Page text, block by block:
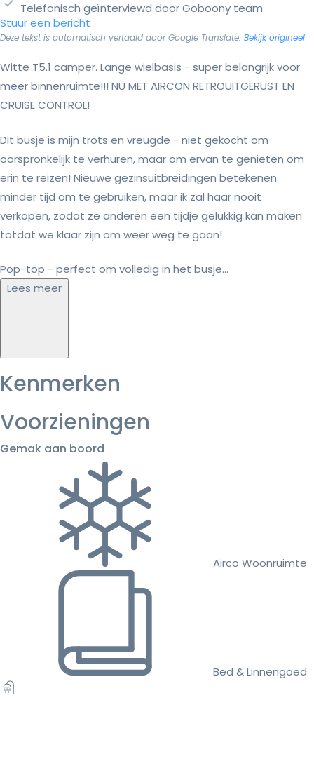
Telefonisch geïnterviewd door Goboony team
Stuur een bericht
Deze tekst is automatisch vertaald door Google Translate. Bekijk origineel
Witte T5.1 camper. Lange wielbasis - super belangrijk voor
meer binnenruimte!!! NU MET AIRCON RETROUITGERUST EN
CRUISE CONTROL!
Dit busje is mijn trots en vreugde - niet gekocht om
oorspronkelijk te verhuren, maar om ervan te genieten om
erin te reizen! Nieuwe gezinsuitbreidingen betekenen
minder tijd om te gebruiken, maar ik zal haar nooit
verkopen, zodat ze anderen een tijdje gelukkig kan maken
totdat we klaar zijn om weer weg te gaan!
Pop-top - perfect om volledig in het busje...
Lees meer
Kenmerken
Voorzieningen
Gemak aan boord
Airco Woonruimte
Bed & Linnengoed